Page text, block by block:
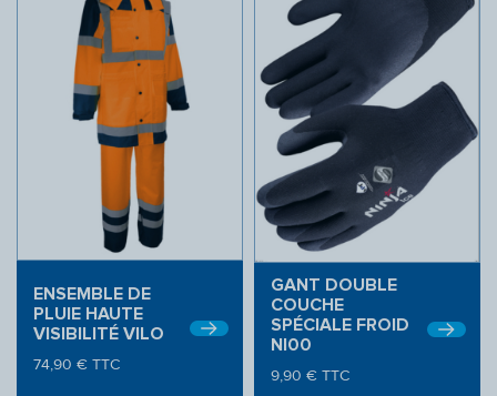
ENSEMBLE DE
PLUIE HAUTE
VISIBILITÉ VILO
74,90€ TTC
GANT DOUBLE
COUCHE
SPÉCIALE FROID
NI00
9,90€ TTC